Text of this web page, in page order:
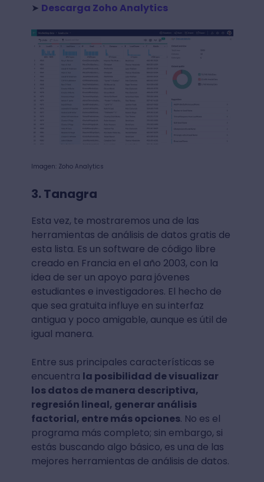
➤ Descarga Zoho Analytics
Imagen: Zoho Analytics
3. Tanagra
Esta vez, te mostraremos una de las
herramientas de análisis de datos gratis de
esta lista. Es un software de código libre
creado en Francia en el año 2003, con la
idea de ser un apoyo para jóvenes
estudiantes e investigadores. El hecho de
que sea gratuita influye en su interfaz
antigua y poco amigable, aunque es útil de
igual manera.
Entre sus principales características se
encuentra la posibilidad de visualizar
los datos de manera descriptiva,
regresión lineal, generar análisis
factorial, entre más opciones. No es el
programa más completo; sin embargo, si
estás buscando algo básico, es una de las
mejores herramientas de análisis de datos.